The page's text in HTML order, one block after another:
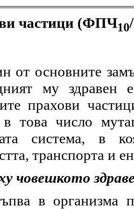
частици (ФПЧ10
от основните
му здравен
прахови
в това число
система, в
транспорта и
човешкото
в организма